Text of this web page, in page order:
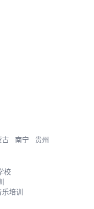
古 南宁
贵州
校
乐培训